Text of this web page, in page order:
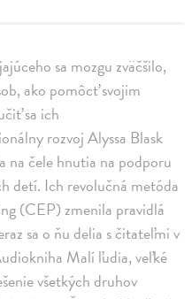
sa mozgu zväčšilo,
ako pomôcť svojim
sa ich
rozvoj Alyssa Blask
na čele hnutia na podporu
detí. Ich revolučná metóda
(CEP) zmenila pravidlá
sa o ňu delia s čitateľmi v
Malí ľudia, veľké
všetkých druhov